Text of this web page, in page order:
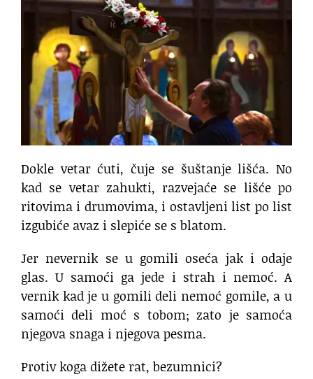
Dokle vetar ćuti, čuje se šuštanje lišća. No
kad se vetar zahukti, razvejaće se lišće po
ritovima i drumovima, i ostavljeni list po list
izgubiće avaz i slepiće se s blatom.
Jer nevernik se u gomili oseća jak i odaje
glas. U samoći ga jede i strah i nemoć. A
vernik kad je u gomili deli nemoć gomile, a u
samoći deli moć s tobom; zato je samoća
njegova snaga i njegova pesma.
Protiv koga dižete rat, bezumnici?